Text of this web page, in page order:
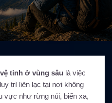
tinh ở vùng sâu là việc
trì liên lạc tại nơi không
vực như rừng núi, biển xa,